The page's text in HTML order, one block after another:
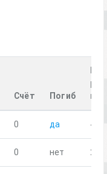
Счёт Погиб
км
0 да 4.68
0 нет